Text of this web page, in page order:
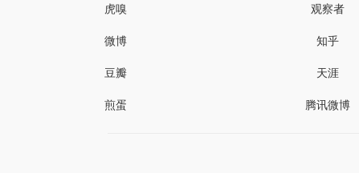
虎嗅 观察者
微博 知乎
豆瓣 天涯
煎蛋 腾讯微博